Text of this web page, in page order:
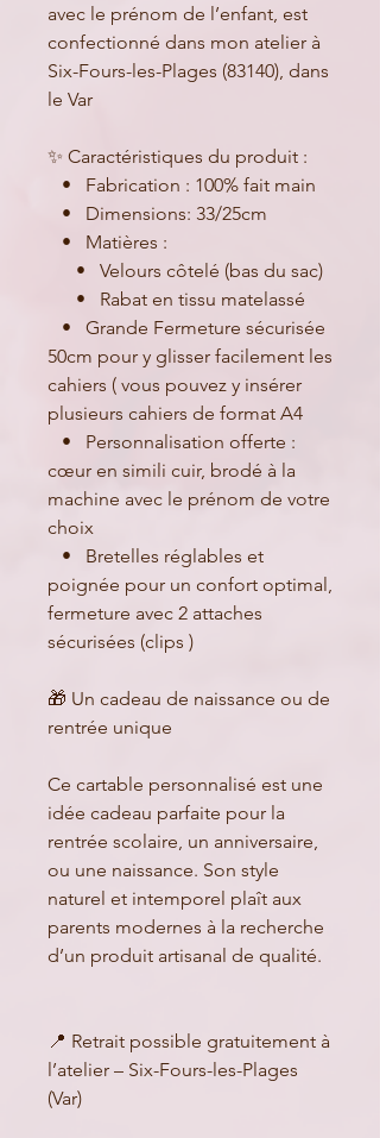
avec le prénom de l’enfant, est
confectionné dans mon atelier à
Six-Fours-les-Plages (83140), dans
le Var
✨ Caractéristiques du produit :
• Fabrication : 100% fait main
• Dimensions: 33/25cm
• Matières :
• Velours côtelé (bas du sac)
• Rabat en tissu matelassé
• Grande Fermeture sécurisée
50cm pour y glisser facilement les
cahiers ( vous pouvez y insérer
plusieurs cahiers de format A4
• Personnalisation offerte :
cœur en simili cuir, brodé à la
machine avec le prénom de votre
choix
• Bretelles réglables et
poignée pour un confort optimal,
fermeture avec 2 attaches
sécurisées (clips )
🎁 Un cadeau de naissance ou de
rentrée unique
Ce cartable personnalisé est une
idée cadeau parfaite pour la
rentrée scolaire, un anniversaire,
ou une naissance. Son style
naturel et intemporel plaît aux
parents modernes à la recherche
d’un produit artisanal de qualité.
📍 Retrait possible gratuitement à
l’atelier – Six-Fours-les-Plages
(Var)